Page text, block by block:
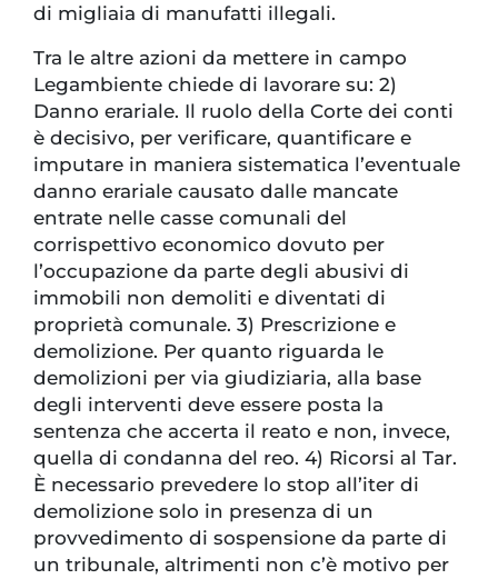
di migliaia di manufatti illegali.
Tra le altre azioni da mettere in campo
Legambiente chiede di lavorare su: 2)
Danno erariale. Il ruolo della Corte dei conti
è decisivo, per verificare, quantificare e
imputare in maniera sistematica l’eventuale
danno erariale causato dalle mancate
entrate nelle casse comunali del
corrispettivo economico dovuto per
l’occupazione da parte degli abusivi di
immobili non demoliti e diventati di
proprietà comunale. 3) Prescrizione e
demolizione. Per quanto riguarda le
demolizioni per via giudiziaria, alla base
degli interventi deve essere posta la
sentenza che accerta il reato e non, invece,
quella di condanna del reo. 4) Ricorsi al Tar.
È necessario prevedere lo stop all’iter di
demolizione solo in presenza di un
provvedimento di sospensione da parte di
un tribunale, altrimenti non c’è motivo per